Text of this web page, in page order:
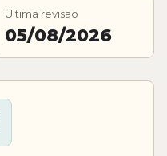
Ultima revisao
05/08/2026